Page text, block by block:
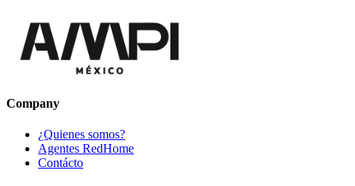
Company
¿Quienes somos?
Agentes RedHome
Contácto